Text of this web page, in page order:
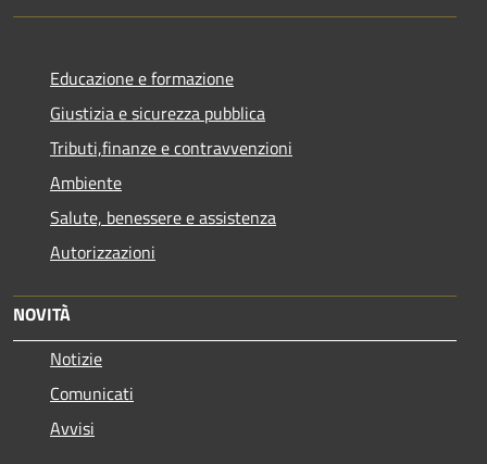
Educazione e formazione
Giustizia e sicurezza pubblica
Tributi,finanze e contravvenzioni
Ambiente
Salute, benessere e assistenza
Autorizzazioni
NOVITÀ
Notizie
Comunicati
Avvisi